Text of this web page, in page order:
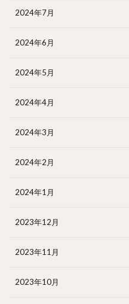
2024年7月
2024年6月
2024年5月
2024年4月
2024年3月
2024年2月
2024年1月
2023年12月
2023年11月
2023年10月